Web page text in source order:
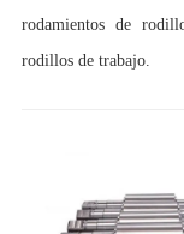
rodamientos de
rodillos de trabajo.